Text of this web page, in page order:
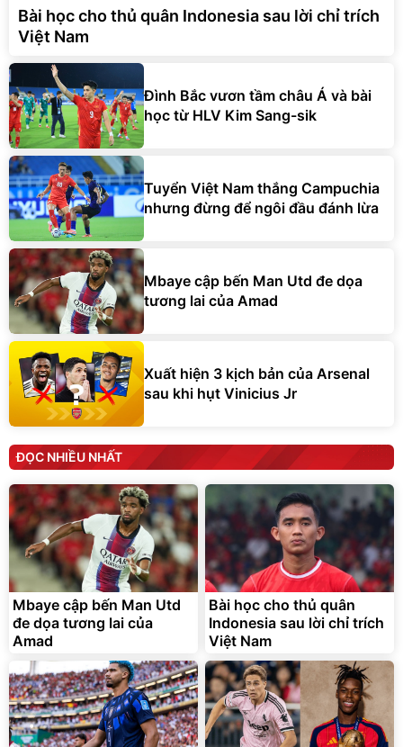
Bài học cho thủ quân Indonesia sau lời chỉ trích
Việt Nam
Đình Bắc vươn tầm châu Á và bài
học từ HLV Kim Sang-sik
Tuyển Việt Nam thắng Campuchia
nhưng đừng để ngôi đầu đánh lừa
Mbaye cập bến Man Utd đe dọa
tương lai của Amad
Xuất hiện 3 kịch bản của Arsenal
sau khi hụt Vinicius Jr
ĐỌC NHIỀU NHẤT
Mbaye cập bến Man Utd
đe dọa tương lai của
Amad
Bài học cho thủ quân
Indonesia sau lời chỉ trích
Việt Nam